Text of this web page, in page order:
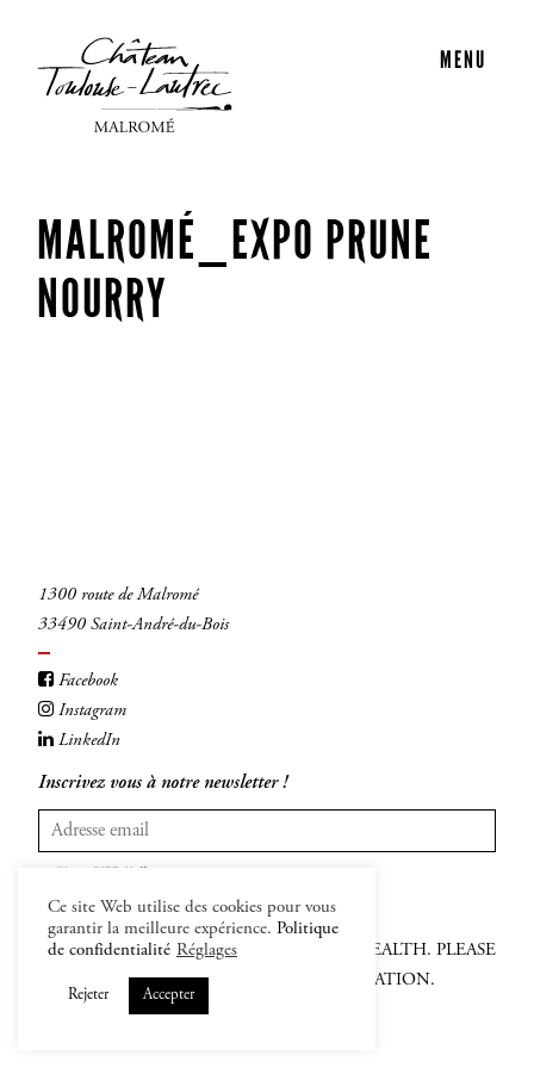
MENU
MALROMÉ_EXPO PRUNE
NOURRY
1300 route de Malromé
33490 Saint-André-du-Bois
Facebook
Instagram
LinkedIn
Inscrivez vous à notre newsletter !
INSCRIVEZ-VOUS
ALCOHOL ABUSE IS DANFEROUS FOR HEALTH. PLEASE
APPRECIATE AND DRINK WITH MODERATION.
Ce site Web utilise des cookies pour vous
garantir la meilleure expérience. Politique
de confidentialité Réglages
Rejeter Accepter
INSCRIVEZ-VOUS